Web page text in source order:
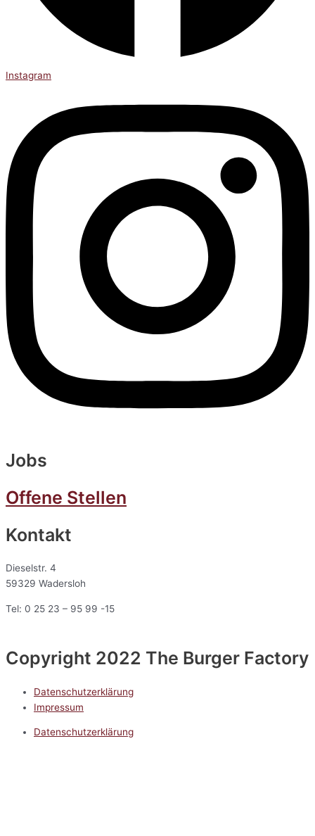
Instagram
Jobs
Offene Stellen
Kontakt
Dieselstr. 4
59329 Wadersloh
Tel: 0 25 23 – 95 99 -15
Copyright 2022 The Burger Factory
Datenschutzerklärung
Impressum
Datenschutzerklärung